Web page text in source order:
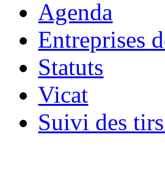
Agenda
Entreprises
Statuts
Vicat
Suivi des